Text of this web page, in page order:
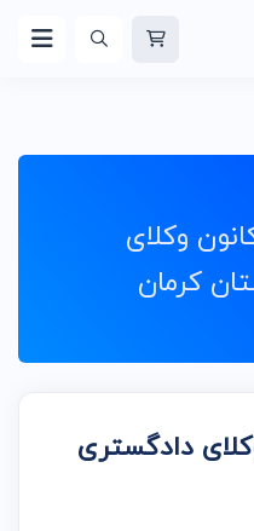
وکلای
کرمان
دادگستری